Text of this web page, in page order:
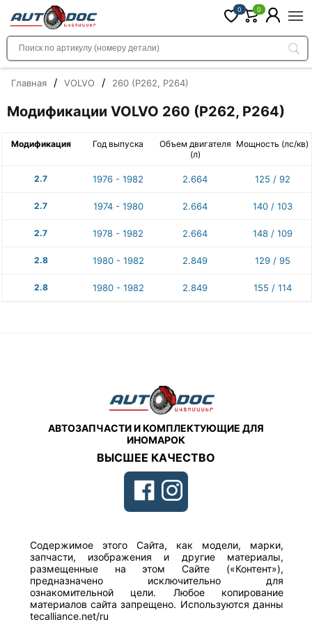
0 0
Главная / VOLVO / 260 (P262, P264)
Модификации VOLVO 260 (P262, P264)
Модификация Год выпуска
Объем двигателя
(л)
Мощность (лс/кв)
2.7 1976 - 1982 2.664 125 / 92
2.7 1974 - 1980 2.664 140 / 103
2.7 1978 - 1982 2.664 148 / 109
2.8 1980 - 1982 2.849 129 / 95
2.8 1980 - 1982 2.849 155 / 114
АВТОЗАПЧАСТИ И КОМПЛЕКТУЮЩИЕ ДЛЯ
ИНОМАРОК
ВЫСШЕЕ КАЧЕСТВО
Содержимое этого Сайта, как модели, марки,
запчасти, изображения и другие материалы,
размещенные на этом Сайте («Контент»),
предназначено исключительно для
ознакомительной цели. Любое копирование
материалов сайта запрещено. Используются данны
tecalliance.net/ru